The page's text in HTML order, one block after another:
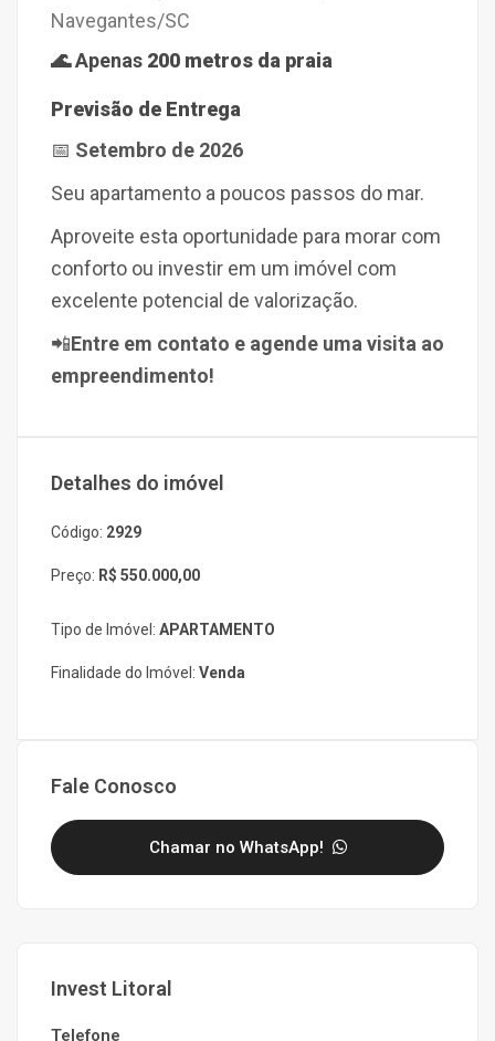
Navegantes/SC
🌊 Apenas 200 metros da praia
Previsão de Entrega
📅 Setembro de 2026
Seu apartamento a poucos passos do mar.
Aproveite esta oportunidade para morar com
conforto ou investir em um imóvel com
excelente potencial de valorização.
📲Entre em contato e agende uma visita ao
empreendimento!
Detalhes do imóvel
Código: 2929
Preço: R$ 550.000,00
Tipo de Imóvel: APARTAMENTO
Finalidade do Imóvel: Venda
Fale Conosco
Chamar no WhatsApp!
Invest Litoral
Telefone